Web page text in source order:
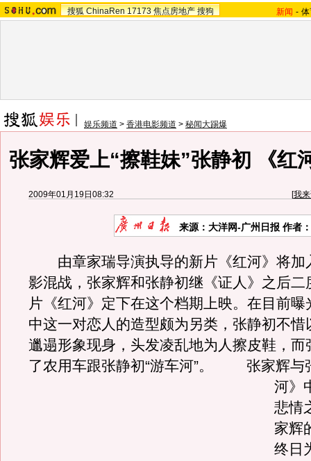
搜狐 ChinaRen 17173 焦点房地产 搜狗 新闻 -
娱乐频道 > 香港电影频道 > 秘闻大踢爆
张家辉爱上“擦鞋妹”张静初 《红
2009年01月19日08:32 [我
来源：大洋网-广州日报 作者
由章家瑞导演执导的新片《红河》将加
影混战，张家辉和张静初继《证人》之后二
片《红河》定下在这个档期上映。在目前曝
中这一对恋人的造型颇为另类，张静初不惜
邋遢形象现身，头发凌乱地为人擦皮鞋，而
了农用车跟张静初“游车河”。
张家辉与
河》
悲情
家辉
终日